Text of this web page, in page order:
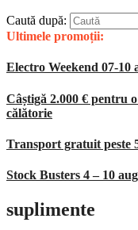
Caută după:
Ultimele promoții:
Electro Weekend 07-10
Câștigă 2.000 € pentru
călătorie
Transport gratuit peste
Stock Busters 4 – 10
suplimente